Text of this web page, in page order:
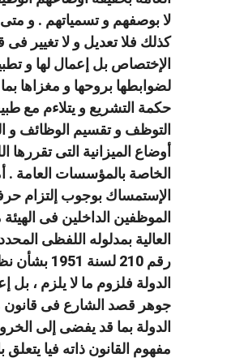
لا بوصفهم و تسمياتهم . و متى
كذلك فلا تعديل و لا تغيير فى
الإختصاص بل إعمال لها و
لضوابطها بروحها و مغزاها
حكمة التشريع و يتلاءم مع
التوظف و تقسيم الوظائف و
أوضاع الميزانية التى تقررها
الخاصة بالمؤسسات العامة .
الإستمساك بوجوب إلتزام
الموظفين الداخلين فى
العالية بمدلوله اللفظى
رقم 210 لسنة
الدولة فلزوم ما لا يلزم ،
جوهر قصد الشارع فى
الدولة بما قد يفضى إلى
مفهوم القانون ذاته فيا يتعلق